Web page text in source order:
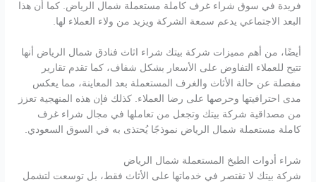
فريدة في سوق شراء غرف كاملة مستعملة شمال الرياض. كما أن هذا
البعد الاجتماعي يدعم سمعة الشركة ويزيد من ولاء العملاء لها.
أيضًا، من أهم مميزات شركة بيتك شراء اثاث فنادق شمال الرياض أنها
تتيح للعملاء التفاوض على الأسعار بشكل شفاف، كما تقدم تقارير
مفصلة عن حالة الأثاث والغرف المستعملة بعد المعاينة، مما يعكس
مدى احترافيتها وحرصها على رضا العملاء. كذلك فإن هذه المنهجية تعزز
من مصداقية شركة بيتك وتجعل من تعاملها في مجال شراء غرف
كاملة مستعملة شمال الرياض نموذجًا يُحتذى به في السوق السعودي.
شراء أدوات الطبخ المستعملة شمال الرياض
شركة بيتك لا تقتصر في خدماتها على الأثاث فقط، بل توسعت لتشمل